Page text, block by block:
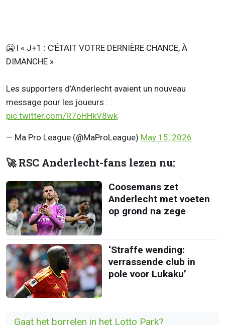
🥶 l « J+1 : C’ÉTAIT VOTRE DERNIÈRE CHANCE, À
DIMANCHE »
Les supporters d’Anderlecht avaient un nouveau
message pour les joueurs :
pic.twitter.com/R7oHHkV8wk
— Ma Pro League (@MaProLeague) May 15, 2026
🚀 RSC Anderlecht-fans lezen nu:
Coosemans zet
Anderlecht met voeten
op grond na zege
‘Straffe wending:
verrassende club in
pole voor Lukaku’
Gaat het borrelen in het Lotto Park?